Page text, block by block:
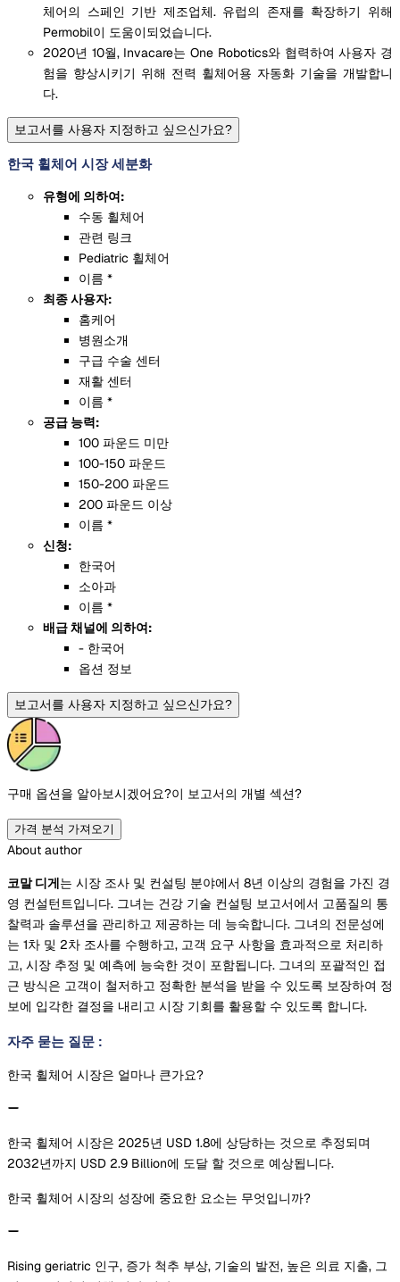
체어의 스페인 기반 제조업체. 유럽의 존재를 확장하기 위해
Permobil이 도움이되었습니다.
2020년 10월, Invacare는 One Robotics와 협력하여 사용자 경
험을 향상시키기 위해 전력 휠체어용 자동화 기술을 개발합니
다.
보고서를 사용자 지정하고 싶으신가요?
한국 휠체어 시장 세분화
유형에 의하여:
수동 휠체어
관련 링크
Pediatric 휠체어
이름 *
최종 사용자:
홈케어
병원소개
구급 수술 센터
재활 센터
이름 *
공급 능력:
100 파운드 미만
100-150 파운드
150-200 파운드
200 파운드 이상
이름 *
신청:
한국어
소아과
이름 *
배급 채널에 의하여:
- 한국어
옵션 정보
보고서를 사용자 지정하고 싶으신가요?
구매 옵션을 알아보시겠어요?이 보고서의 개별 섹션?
가격 분석 가져오기
About author
코말 디게 는 시장 조사 및 컨설팅 분야에서 8년 이상의 경험을 가진 경
영 컨설턴트입니다. 그녀는 건강 기술 컨설팅 보고서에서 고품질의 통
찰력과 솔루션을 관리하고 제공하는 데 능숙합니다. 그녀의 전문성에
는 1차 및 2차 조사를 수행하고, 고객 요구 사항을 효과적으로 처리하
고, 시장 추정 및 예측에 능숙한 것이 포함됩니다. 그녀의 포괄적인 접
근 방식은 고객이 철저하고 정확한 분석을 받을 수 있도록 보장하여 정
보에 입각한 결정을 내리고 시장 기회를 활용할 수 있도록 합니다.
자주 묻는 질문 :
한국 휠체어 시장은 얼마나 큰가요?
한국 휠체어 시장은 2025년 USD 1.8에 상당하는 것으로 추정되며
2032년까지 USD 2.9 Billion에 도달 할 것으로 예상됩니다.
한국 휠체어 시장의 성장에 중요한 요소는 무엇입니까?
Rising geriatric 인구, 증가 척추 부상, 기술의 발전, 높은 의료 지출, 그